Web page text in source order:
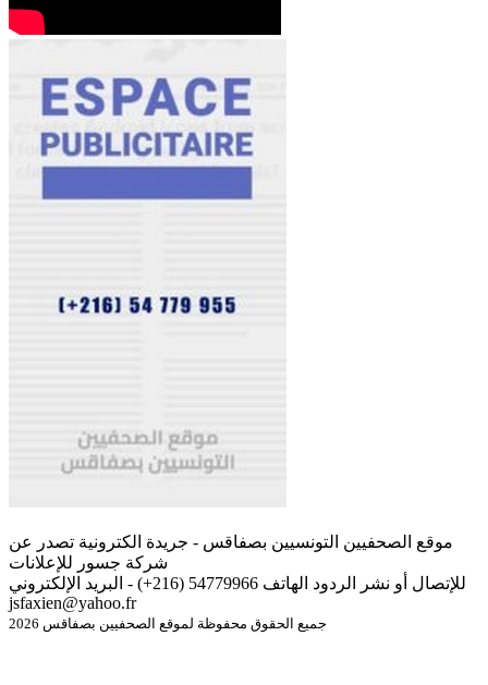
موقع الصحفيين التونسيين بصفاقس - جريدة الكترونية تصدر عن
شركة جسور للإعلانات
للإتصال أو نشر الردود الهاتف 54779966 (216+) - البريد الإلكتروني
jsfaxien@yahoo.fr
جميع الحقوق محفوظة لموقع الصحفيين بصفاقس 2026